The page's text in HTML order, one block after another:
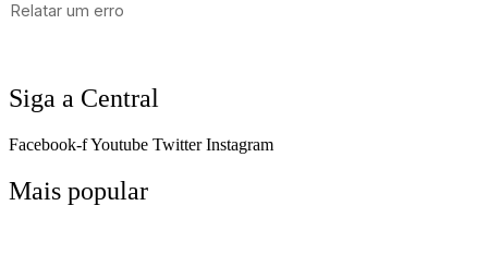
Siga a Central
Facebook-fYoutube Twitter Instagram
Mais popular